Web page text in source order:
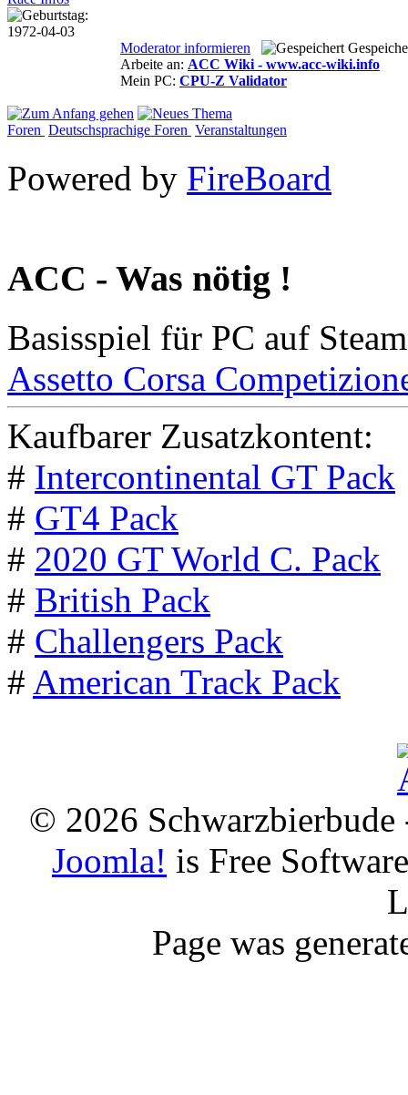
Moderator informieren
Arbeite an: ACC Wiki - www.acc-wiki.info
Mein PC: CPU-Z Validator
Foren Deutschsprachige Foren Veranstaltungen
Powered by FireBoard
ACC - Was nötig !
Basisspiel für PC auf
Assetto Corsa
Kaufbarer Zusatzkontent:
# Intercontinental GT Pack
# GT4 Pack
# 2020 GT World C. Pack
# British Pack
# Challengers Pack
# American Track Pack
© 2026
Joomla! is Free
Page was